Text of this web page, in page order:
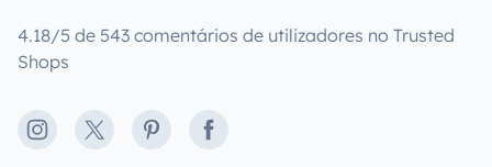
4.18/5 de 543 comentários de utilizadores no Trusted
Shops
Instagram
X PinterestFacebook